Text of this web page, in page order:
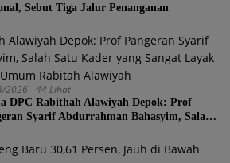
Sebut Tiga Jalur Penanganan
2026 44 Lihat
DPC Rabithah Alawiyah Depok: Prof
Syarif Abdurrahman Bahasyim, Salah
Umum Rabitah Alawiyah